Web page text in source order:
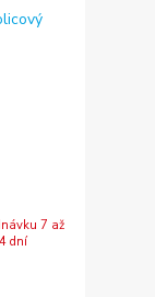
7 až
dní